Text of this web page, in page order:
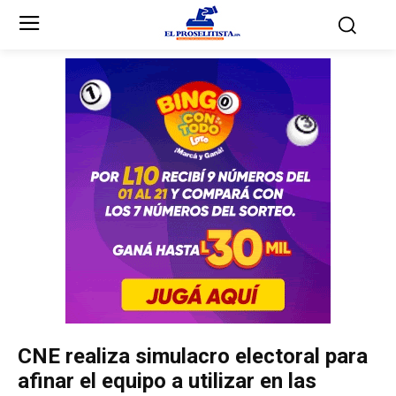
Partidos Políticos
Partido Liberal
Partido Nacional
Innovación y Unidad
Unificación Democrática
Anticorrupción
Partidos Políticos
Partido Liberal
Partido Nacional
Innovación y Unidad
Unificación Democrática
Anticorrupción
CNE realiza simulacro electoral para
afinar el equipo a utilizar en las